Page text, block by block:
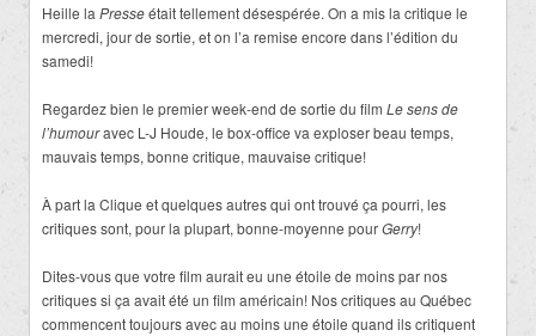
Heille la Presseétait tellement désespérée. On a mis la critique le
mercredi, jour de sortie, et on l’a remise encore dans l’édition du
samedi!
Regardez bien le premier week-end de sortie du film Le sens de
l’humouravec L-J Houde, le box-office va exploser beau temps,
mauvais temps, bonne critique, mauvaise critique!
À part la Clique et quelques autres qui ont trouvé ça pourri, les
critiques sont, pour la plupart, bonne-moyenne pourGerry!
Dites-vous que votre film aurait eu une étoile de moins par nos
critiques si ça avait été un film américain! Nos critiques au Québec
commencent toujours avec au moins une étoile quand ils critiquent